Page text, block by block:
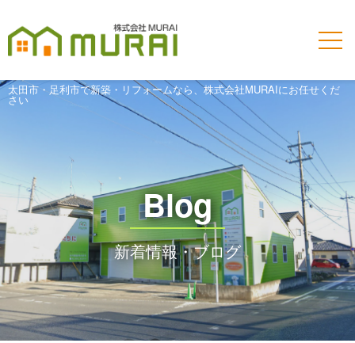
太田市・足利市で新築・リフォームなら、株式会社MURAIにお任せくだ
さい
Blog
新着情報・ブログ